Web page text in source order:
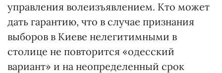
управления волеизъявлением. Кто может
дать гарантию, что в случае признания
выборов в Киеве нелегитимными в
столице не повторится «одесский
вариант» и на неопределенный срок